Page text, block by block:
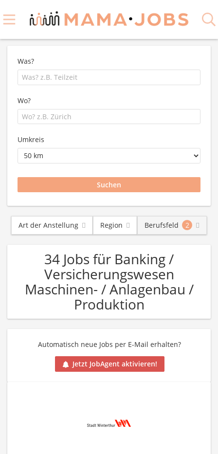
Was?
Wo?
Umkreis
Art der Anstellung Region Berufsfeld 2
34 Jobs für Banking /
Versicherungswesen
Maschinen- / Anlagenbau /
Produktion
Automatisch neue Jobs per E-Mail erhalten?
Jetzt JobAgent aktivieren!